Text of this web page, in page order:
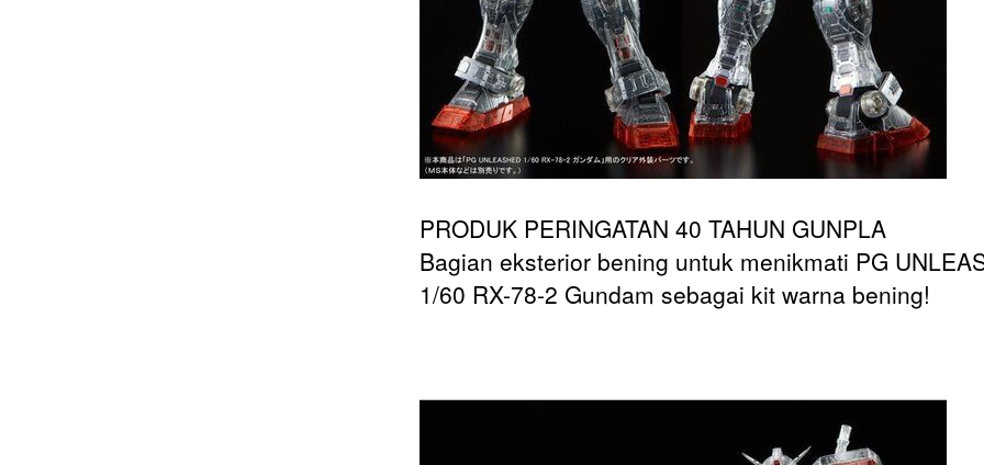
PRODUK PERINGATAN 40 TAHUN GUNPLA
Bagian eksterior bening untuk menikmati PG
1/60 RX-78-2 Gundam sebagai kit warna bening!